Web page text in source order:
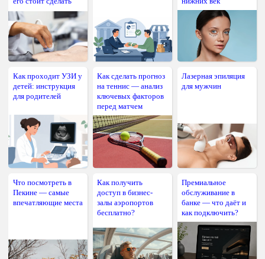
Как проходит УЗИ у
детей: инструкция
для родителей
Как сделать прогноз
на теннис — анализ
ключевых факторов
перед матчем
Лазерная эпиляция
для мужчин
Что посмотреть в
Пекине — самые
впечатляющие места
Как получить
доступ в бизнес-
залы аэропортов
бесплатно?
Премиальное
обслуживание в
банке — что даёт и
как подключить?